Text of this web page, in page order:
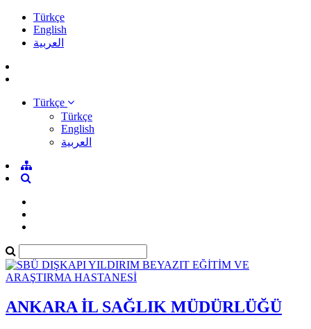
Türkçe
English
العربية
Türkçe
Türkçe
English
العربية
ANKARA İL SAĞLIK MÜDÜRLÜĞÜ